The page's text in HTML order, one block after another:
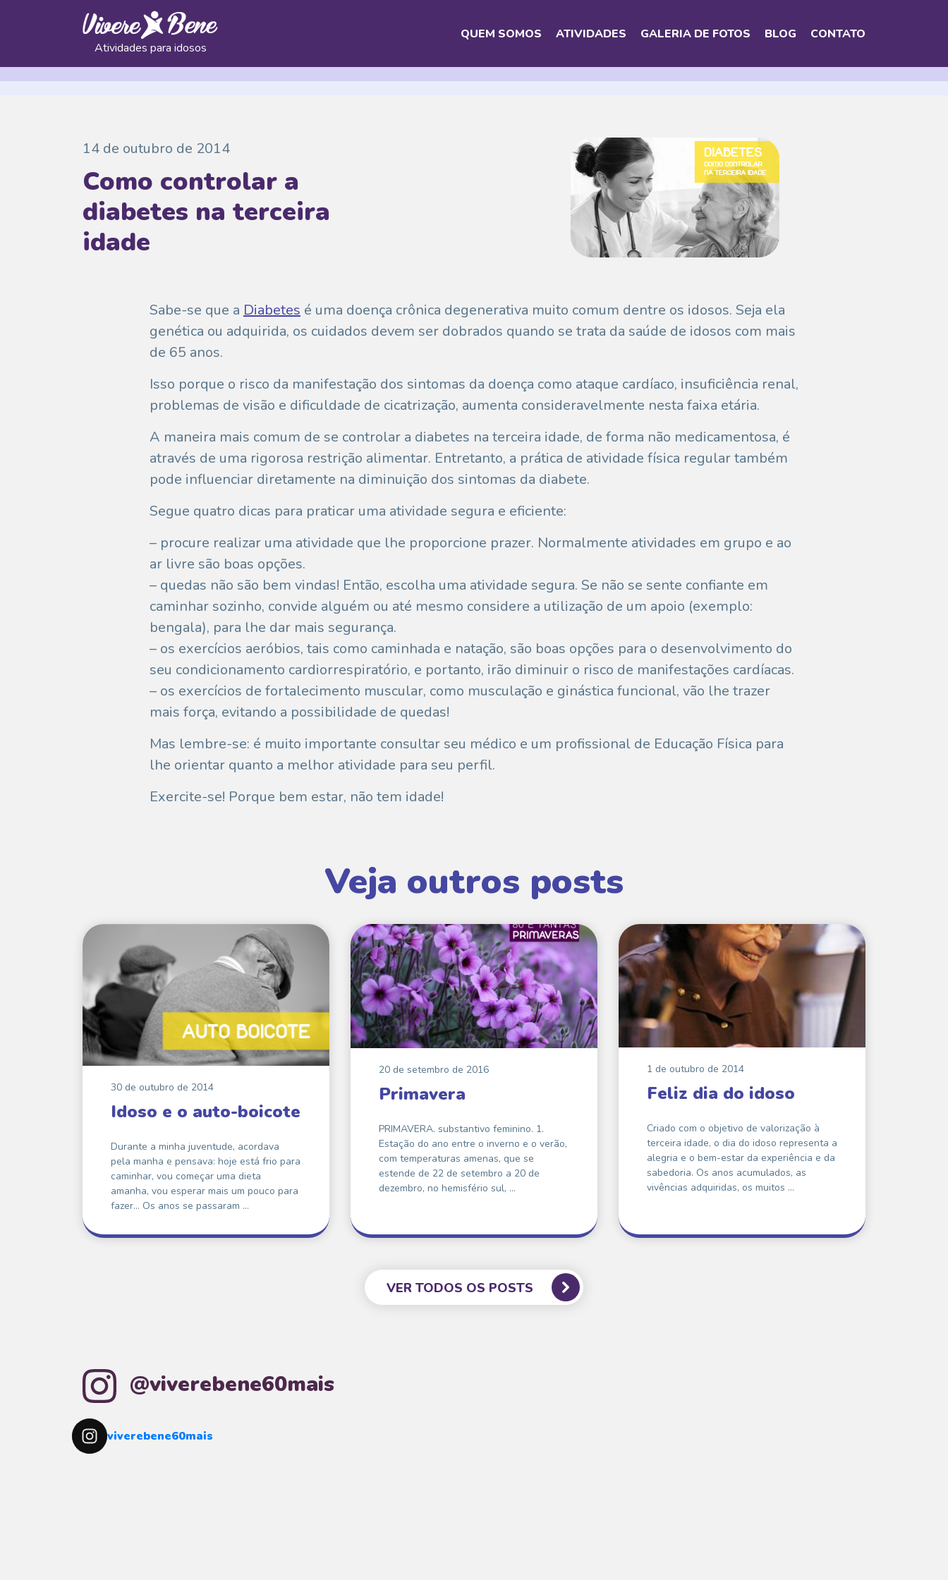
Atividades para idosos
QUEM SOMOS ATIVIDADES GALERIA DE FOTOS BLOG CONTATO
14 de outubro de 2014
Como controlar a
diabetes na terceira
idade
Sabe-se que a Diabetes é uma doença crônica degenerativa muito comum dentre os idosos. Seja ela
genética ou adquirida, os cuidados devem ser dobrados quando se trata da saúde de idosos com mais
de 65 anos.
Isso porque o risco da manifestação dos sintomas da doença como ataque cardíaco, insuficiência renal,
problemas de visão e dificuldade de cicatrização, aumenta consideravelmente nesta faixa etária.
A maneira mais comum de se controlar a diabetes na terceira idade, de forma não medicamentosa, é
através de uma rigorosa restrição alimentar. Entretanto, a prática de atividade física regular também
pode influenciar diretamente na diminuição dos sintomas da diabete.
Segue quatro dicas para praticar uma atividade segura e eficiente:
– procure realizar uma atividade que lhe proporcione prazer. Normalmente atividades em grupo e ao
ar livre são boas opções.
– quedas não são bem vindas! Então, escolha uma atividade segura. Se não se sente confiante em
caminhar sozinho, convide alguém ou até mesmo considere a utilização de um apoio (exemplo:
bengala), para lhe dar mais segurança.
– os exercícios aeróbios, tais como caminhada e natação, são boas opções para o desenvolvimento do
seu condicionamento cardiorrespiratório, e portanto, irão diminuir o risco de manifestações cardíacas.
– os exercícios de fortalecimento muscular, como musculação e ginástica funcional, vão lhe trazer
mais força, evitando a possibilidade de quedas!
Mas lembre-se: é muito importante consultar seu médico e um profissional de Educação Física para
lhe orientar quanto a melhor atividade para seu perfil.
Exercite-se! Porque bem estar, não tem idade!
Veja outros posts
30 de outubro de 2014
Idoso e o auto-boicote
Durante a minha juventude, acordava
pela manha e pensava: hoje está frio para
caminhar, vou começar uma dieta
amanha, vou esperar mais um pouco para
fazer… Os anos se passaram …
20 de setembro de 2016
Primavera
PRIMAVERA. substantivo feminino. 1.
Estação do ano entre o inverno e o verão,
com temperaturas amenas, que se
estende de 22 de setembro a 20 de
dezembro, no hemisfério sul, …
1 de outubro de 2014
Feliz dia do idoso
Criado com o objetivo de valorização à
terceira idade, o dia do idoso representa a
alegria e o bem-estar da experiência e da
sabedoria. Os anos acumulados, as
vivências adquiridas, os muitos …
VER TODOS OS POSTS
@viverebene60mais
viverebene60mais